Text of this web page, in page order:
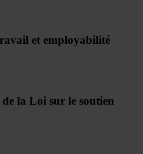
et employabilité
la Loi sur le soutien